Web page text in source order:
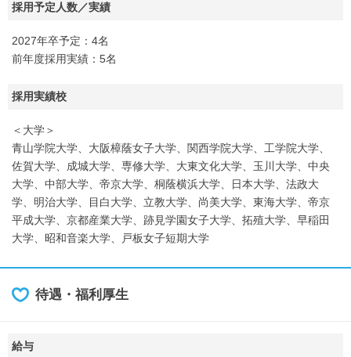
採用予定人数／実績
2027年卒予定：4名
前年度採用実績：5名
採用実績校
＜大学＞
青山学院大学、大阪樟蔭女子大学、関西学院大学、工学院大学、
佐賀大学、成城大学、専修大学、大東文化大学、玉川大学、中央
大学、中部大学、帝京大学、桐蔭横浜大学、日本大学、法政大
学、明治大学、目白大学、立教大学、尚美大学、東海大学、帝京
平成大学、京都産業大学、跡見学園女子大学、拓殖大学、早稲田
大学、昭和音楽大学、戸板女子短期大学
待遇・福利厚生
給与